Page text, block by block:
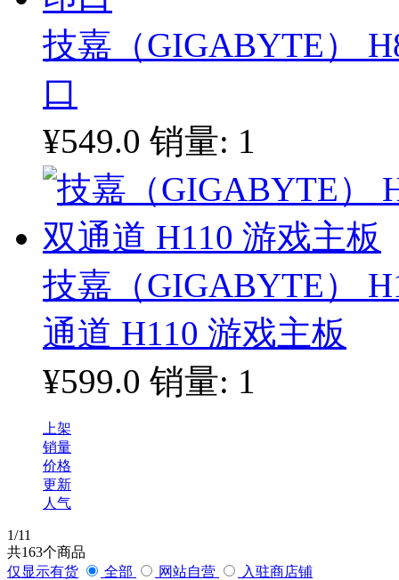
技嘉（GIGABYTE）
口
¥549.0 销量: 1
技嘉（GIGABYTE）
通道 H110 游戏主板
¥599.0 销量: 1
上架
销量
价格
更新
人气
1/11
共163个商品
仅显示有货
全部 网站自营 入驻商店铺